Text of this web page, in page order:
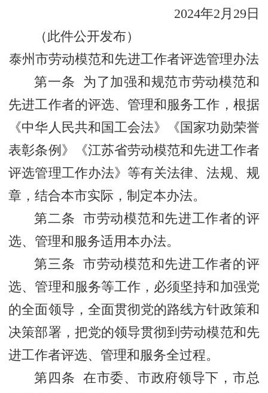
2024年2月29日
（此件公开发布）
泰州市劳动模范和先进工作者评选管理办法
第一条 为了加强和规范市劳动模范和
先进工作者的评选、管理和服务工作，根据
《中华人民共和国工会法》《国家功勋荣誉
表彰条例》《江苏省劳动模范和先进工作者
评选管理工作办法》等有关法律、法规、规
章，结合本市实际，制定本办法。
第二条 市劳动模范和先进工作者的评
选、管理和服务适用本办法。
第三条 市劳动模范和先进工作者的评
选、管理和服务等工作，必须坚持和加强党
的全面领导，全面贯彻党的路线方针政策和
决策部署，把党的领导贯彻到劳动模范和先
进工作者评选、管理和服务全过程。
第四条 在市委、市政府领导下，市总